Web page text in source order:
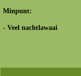
Minpunt:
- Veel nachtlawaai